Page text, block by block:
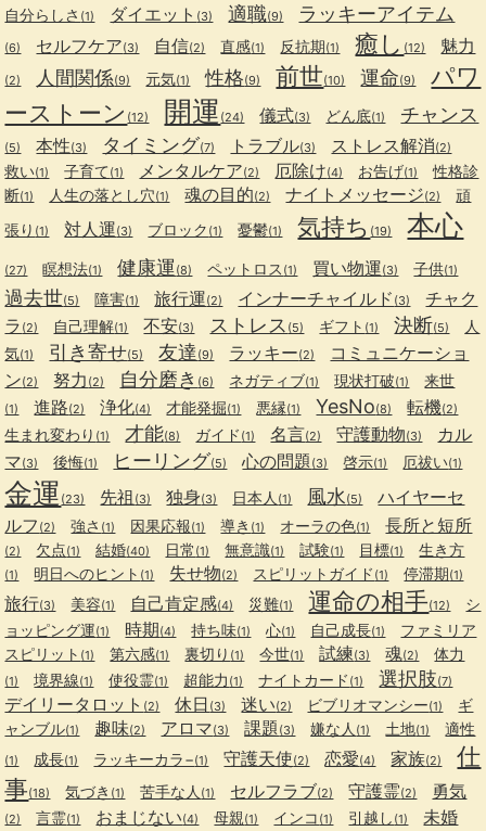
自分らしさ (1) ダイエット (3) 適職(9) ラッキーアイテム
(6) セルフケア(3) 自信(2) 直感(1) 反抗期(1) 癒し (12) 魅力
(2) 人間関係(9) 元気(1) 性格(9) 前世(10) 運命(9)
パワ
ーストーン (12) 開運 (24) 儀式(3) どん底(1) チャンス
(5) 本性(3) タイミング(7) トラブル(3) ストレス解消(2)
救い(1) 子育て(1) メンタルケア(2) 厄除け(4) お告げ(1)
性格診
断(1) 人生の落とし穴(1) 魂の目的(2) ナイトメッセージ(2)
頑
張り (1) 対人運(3) ブロック (1) 憂鬱(1) 気持ち (19) 本心
(27) 瞑想法(1) 健康運(8) ペットロス (1) 買い物運(3) 子供(1)
過去世(5) 障害(1) 旅行運(2) インナーチャイルド (3)
チャク
ラ (2) 自己理解(1) 不安(3) ストレス (5) ギフト (1) 決断(5)
人
気(1) 引き寄せ(5) 友達 (9) ラッキー(2)
コミュニケーショ
ン(2) 努力 (2) 自分磨き (6) ネガティブ(1) 現状打破(1) 来世
(1) 進路(2) 浄化(4) 才能発掘(1) 悪縁(1) YesNo(8) 転機(2)
生まれ変わり (1) 才能(8) ガイド (1) 名言(2) 守護動物(3)
カル
マ(3) 後悔(1) ヒーリング(5) 心の問題(3) 啓示(1) 厄祓い(1)
金運 (23) 先祖 (3) 独身(3) 日本人 (1) 風水(5)
ハイヤーセ
ルフ (2) 強さ (1) 因果応報(1) 導き (1) オーラの色(1) 長所と短所
(2) 欠点(1) 結婚(40) 日常 (1) 無意識(1) 試験(1) 目標(1) 生き方
(1) 明日へのヒント (1) 失せ物(2) スピリットガイド (1) 停滞期(1)
旅行(3) 美容(1) 自己肯定感(4) 災難(1) 運命の相手(12)
シ
ョッピング運(1) 時期(4) 持ち味(1) 心(1) 自己成長(1)
ファミリア
スピリット (1) 第六感(1) 裏切り (1) 今世(1) 試練(3) 魂(2) 体力
(1) 境界線(1) 使役霊(1) 超能力 (1) ナイトカード (1) 選択肢(7)
デイリータロット (2) 休日 (3) 迷い(2) ビブリオマンシー(1)
ギ
ャンブル(1) 趣味(2) アロマ(3) 課題(3) 嫌な人 (1) 土地(1) 適性
(1) 成長(1) ラッキーカラ−(1) 守護天使(2) 恋愛(4) 家族(2)
仕
事(18) 気づき (1) 苦手な人 (1) セルフラブ(2) 守護霊(2) 勇気
(2) 言霊(1) おまじない(4) 母親(1) インコ (1) 引越し (1) 未婚